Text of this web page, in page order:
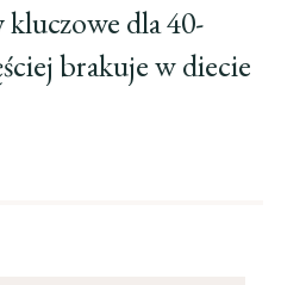
dla 40-
brakuje w diecie